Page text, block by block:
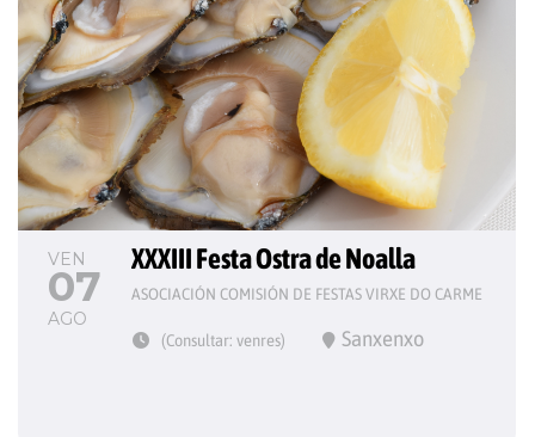
VEN
07
AGO
XXXIII Festa Ostra de Noalla
ASOCIACIÓN COMISIÓN DE FESTAS VIRXE DO CARME
(Consultar: venres) Sanxenxo